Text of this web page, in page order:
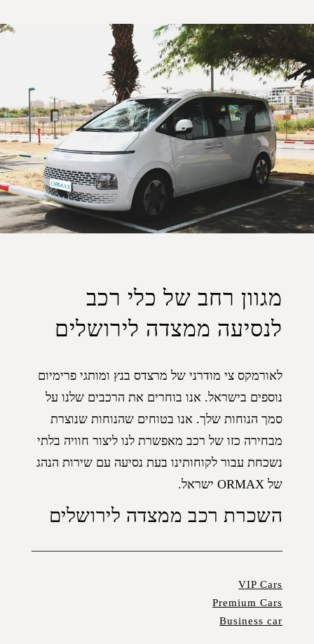
מגוון רחב של כלי רכב
לנסיעה ממצדה לירושלים
לאורמקס צי מודרני של מרצדס בנץ ומותגי פרימיום
נוספים בישראל. אנו בוחרים את הרכבים שלנו על
סמך הנוחות שלך. אנו בטוחים שהנוחות שנוצרת
מבחירה כזו של רכב מאפשרת לנו ליצור חוויה בלתי
נשכחת עבור לקוחותינו בעת נסיעה עם שירות הנהג
של ORMAX ישראל.
השכרת רכב ממצדה לירושלים
VIP Cars
Premium Cars
Business car